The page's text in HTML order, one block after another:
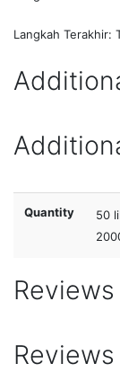
Langkah Terakhir:
Quantity
50
Reviews